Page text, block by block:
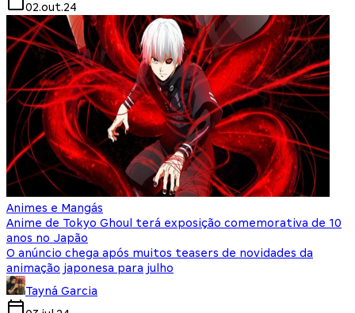
02.out.24
Animes e Mangás
Anime de Tokyo Ghoul terá exposição comemorativa de 10
anos no Japão
O anúncio chega após muitos teasers de novidades da
animação japonesa para julho
Tayná Garcia